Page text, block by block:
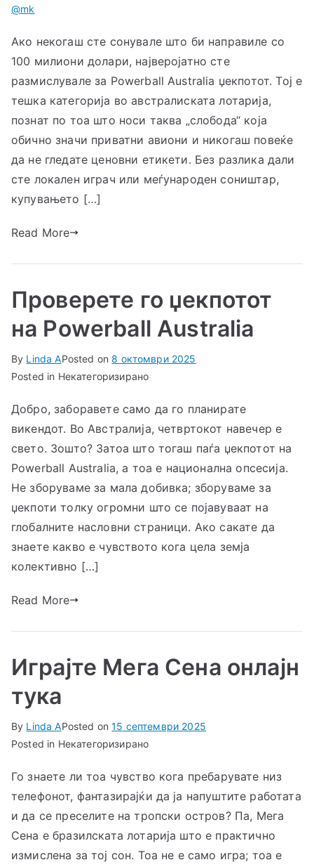
@mk
Ако некогаш сте сонувале што би направиле со
100 милиони долари, најверојатно сте
размислувале за Powerball Australia џекпотот. Тој е
тешка категорија во австралиската лотарија,
познат по тоа што носи таква „слобода“ која
обично значи приватни авиони и никогаш повеќе
да не гледате ценовни етикети. Без разлика дали
сте локален играч или меѓународен соништaр,
купувањето […]
Read More
Проверете го џекпотот
на Powerball Australia
By Linda APosted on8 октомври 2025
Posted in Некатегоризирано
Добро, заборавете само да го планирате
викендот. Во Австралија, четвртокот навечер е
свето. Зошто? Затоа што тогаш паѓа џекпотот на
Powerball Australia, а тоа е национална опсесија.
Не зборуваме за мала добивка; зборуваме за
џекпоти толку огромни што се појавуваат на
глобалните насловни страници. Ако сакате да
знаете какво е чувството кога цела земја
колективно […]
Read More
Играјте Мега Сена онлајн
тука
By Linda APosted on15 септември 2025
Posted in Некатегоризирано
Го знаете ли тоа чувство кога пребарувате низ
телефонот, фантазирајќи да ја напуштите работата
и да се преселите на тропски остров? Па, Мега
Сена е бразилската лотарија што е практично
измислена за тој сон. Тоа не е само игра; тоа е